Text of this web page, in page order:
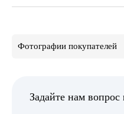
Фотографии покупателей
Задайте нам вопрос